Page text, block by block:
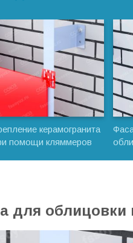
керамогранита
помощи кляммеров
для облицовки